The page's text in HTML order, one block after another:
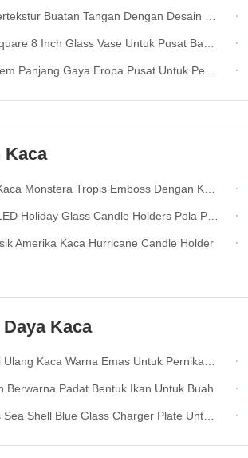
Dengan Desain Corong Unik Untuk Tampilan Bunga Yang Kokoh Dan Fungsional
8 Inch Glass Vase Untuk Pusat Bagian
Panjang Gaya Eropa Pusat Untuk Pesta
Kaca
Tropis Emboss Dengan Kapasitas 200ml Dalam Kaca Kristal Bebas Timbal
Holiday Glass Candle Holders Pola Pohon Natal
Amerika Kaca Hurricane Candle Holder
Kaca
Kaca Warna Emas Untuk Pernikahan
Berwarna Padat Bentuk Ikan Untuk Buah
Shell Blue Glass Charger Plate Untuk Dessert